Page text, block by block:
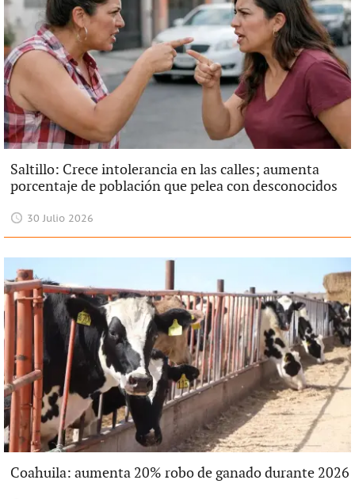
Saltillo: Crece intolerancia en las calles; aumenta
porcentaje de población que pelea con desconocidos
30 Julio 2026
Coahuila: aumenta 20% robo de ganado durante 2026